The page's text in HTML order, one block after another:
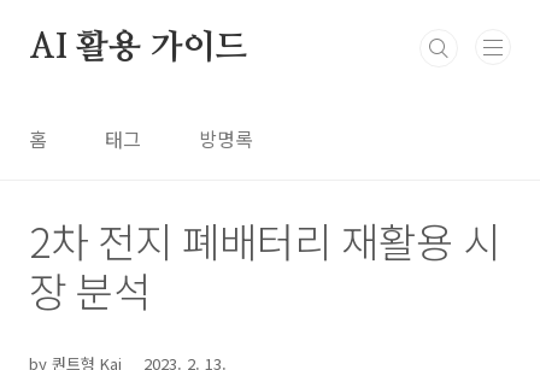
AI 활용 가이드
홈 태그 방명록
2차 전지 폐배터리 재활용 시
장 분석
by 퀀트형 Kai 2023. 2. 13.